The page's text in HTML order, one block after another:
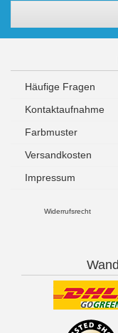
Häufige Fragen
Kontaktaufnahme
Farbmuster
Versandkosten
Impressum
Widerrufsrecht